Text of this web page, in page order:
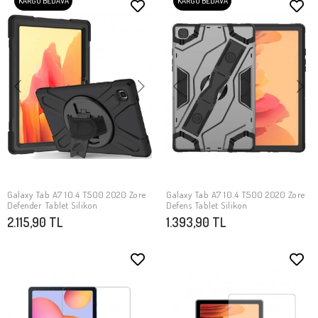
SEPETE EKLE
Galaxy Tab A7 10.4 T500 2020 Zore
Defender Tablet Silikon
2.115,90 TL
SEPETE EKLE
Galaxy Tab A7 10.4 T500 2020 Zore
Defens Tablet Silikon
1.393,90 TL